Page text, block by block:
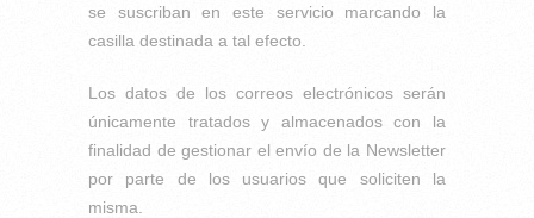
se suscriban en este servicio marcando la
casilla destinada a tal efecto.
Los datos de los correos electrónicos serán
únicamente tratados y almacenados con la
finalidad de gestionar el envío de la Newsletter
por parte de los usuarios que soliciten la
misma.